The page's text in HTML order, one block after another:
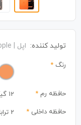
تولید کننده: اپل | Apple
رنگ *
حافظه رم *
12 گیگابایت
حافظه داخلی *
2 ترابایت